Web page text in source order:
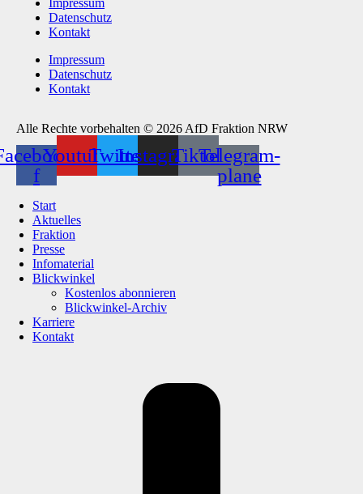
Impressum
Datenschutz
Kontakt
Impressum
Datenschutz
Kontakt
Alle Rechte vorbehalten © 2026 AfD Fraktion NRW
f
YoutubeTwitterInstagramTiktokTelegram-
plane
Start
Aktuelles
Fraktion
Presse
Infomaterial
Blickwinkel
Kostenlos abonnieren
Blickwinkel-Archiv
Karriere
Kontakt